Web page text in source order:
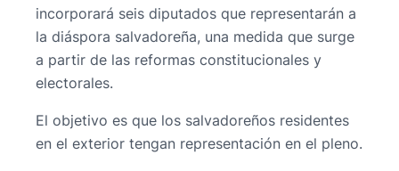
incorporará seis diputados que representarán a
la diáspora salvadoreña, una medida que surge
a partir de las reformas constitucionales y
electorales.
El objetivo es que los salvadoreños residentes
en el exterior tengan representación en el pleno.